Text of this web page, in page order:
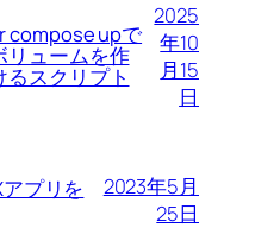
compose upで
リュームを作
スクリプト
2025
年10
月15
日
プリを
2023年5月
25日